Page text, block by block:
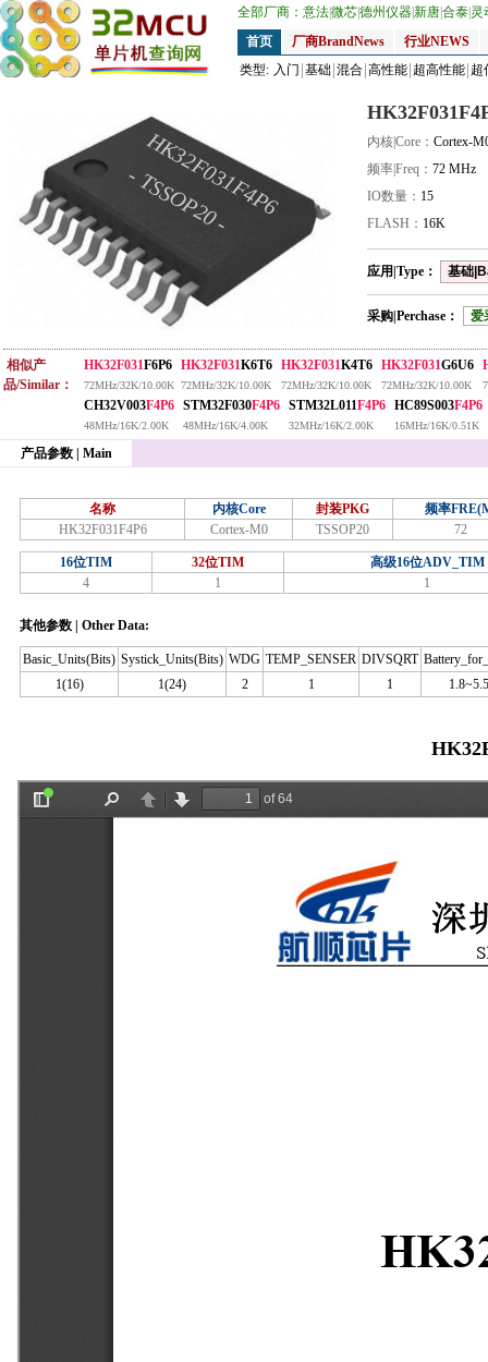
全部厂商： 意法微芯德州仪器新唐合泰 灵
首页
厂商BrandNews
行业NEWS
类型: 入门 基础 混合 高性能 超高性能 超
HK32F031F4P6
- TSSOP20 -
内核|Core： Cortex-
频率|Freq： 72 MHz
IO数量： 15
FLASH： 16K
应用|Type： 基础
采购|Perchase： 爱
相似产
品/Similar：
HK32F031F6P6
72MHz/32K/10.00K
HK32F031K6T6
72MHz/32K/10.00K
HK32F031K4T6
72MHz/32K/10.00K
HK32F031G6U6
72MHz/32K/10.00K
CH32V003F4P6
48MHz/16K/2.00K
STM32F030F4P6
48MHz/16K/4.00K
STM32L011F4P6
32MHz/16K/2.00K
HC89S003F4P6
16MHz/16K/0.51K
产品参数 | Main
名称 内核Core 封装PKG
频率
HK32F031F4P6
Cortex-M0 TSSOP20 72
16位TIM 32位TIM
高级16位ADV_TIM
4
1 1
其他参数 | Other Data:
Basic_Units(Bits) Systick_Units(Bits) WDG TEMP_SENSER DIVSQRT
1(16)
1(24) 2 1 1 1.8~5.5